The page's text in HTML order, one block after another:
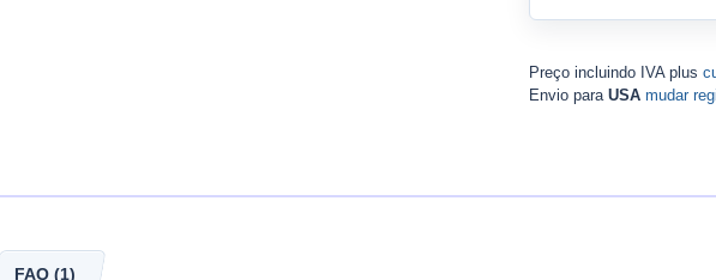
Preço incluindo IVA plus
Envio para USA mudar
FAQ (1)